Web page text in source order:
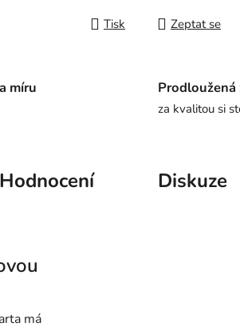
Tisk Zeptat se
míru Prodloužená
za kvalitou si
Hodnocení Diskuze
má